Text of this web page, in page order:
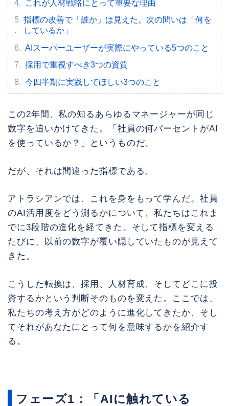
これが人材戦略にとって重要な理由
指標の改善で「誰か」は見えた。次の問いは「何を
しているか」
AIスーパーユーザーが実際にやっている5つのこと
採用で重視すべき3つの資質
今四半期に実践してほしい3つのこと
この2年間、私の知るあらゆるマネージャーが同じ
数字を追いかけてきた。「社員の何パーセントがAI
を使っているか？」というものだ。
だが、それは間違った指標である。
アトラシアンでは、これを身をもって学んだ。社員
のAI活用度をどう測るかについて、私たちはこれま
でに3段階の進化を経てきた。そして指標を変える
たびに、以前の数字が覆い隠していたものが見えて
きた。
こうした転換は、採用、人材育成、そしてどこに投
資するかという判断そのものを変えた。ここでは、
私たちの考え方がどのように進化してきたか、そし
てそれがあなたにとって何を意味するかを紹介す
る。
フェーズ1：「AIに触れている